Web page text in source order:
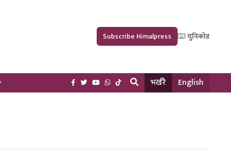
Subscribe Himalpress युनिकोड
भर्खरै English